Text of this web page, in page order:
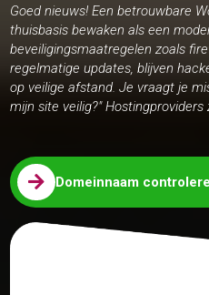
Goed nieuws! Een betrouwbare
thuisbasis bewaken als een
beveiligingsmaatregelen zoals
regelmatige updates, blijven
op veilige afstand. Je vraagt je
mijn site veilig?" Hostingproviders
 Domeinnaam